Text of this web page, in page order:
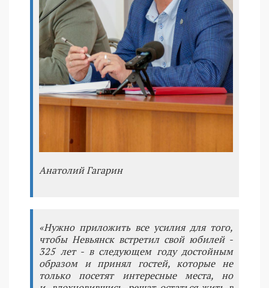
Анатолий Гагарин
«Нужно приложить все усилия для того,
чтобы Невьянск встретил свой юбилей -
325 лет - в следующем году достойным
образом и принял гостей, которые не
только посетят интересные места, но